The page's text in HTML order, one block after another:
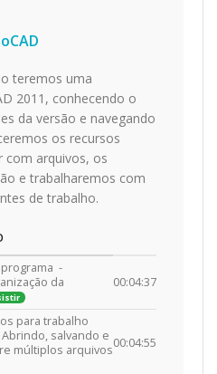
teremos uma
2011, conhecendo o
da versão e navegando
os recursos
com arquivos, os
e trabalharemos com
de trabalho.
-
da
00:04:37
para trabalho
Abrindo, salvando e
múltiplos arquivos00:04:55